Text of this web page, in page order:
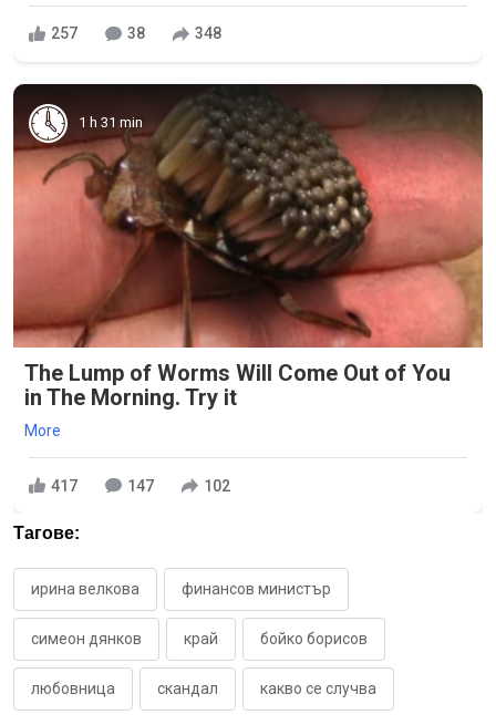
257 38 348
1 h 31 min
The Lump of Worms Will Come Out of You
in The Morning. Try it
More
417 147 102
Тагове:
ирина велкова финансов министър
симеон дянков край бойко борисов
любовница скандал какво се случва